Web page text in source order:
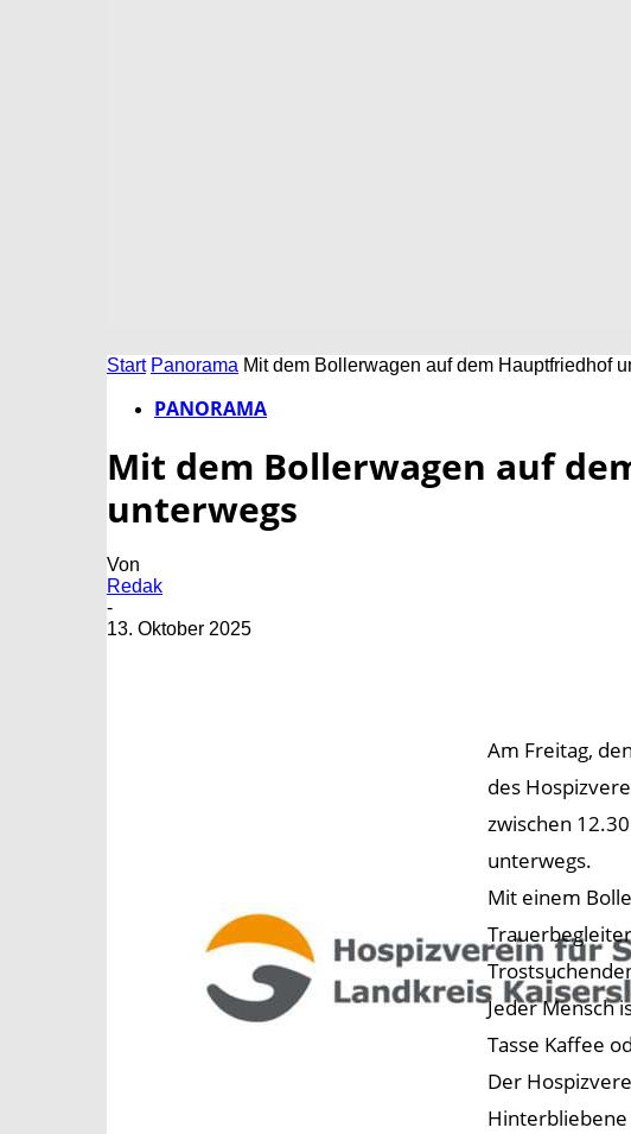
Start Panorama Mit dem Bollerwagen auf dem Hauptfriedhof
PANORAMA
Mit dem Bollerwagen auf
unterwegs
Von
Redak
-
13. Oktober 2025
Am Freitag,
des
zwischen
unterwegs.
Mit einem
Jeder Mensch
Tasse Kaffee
Der